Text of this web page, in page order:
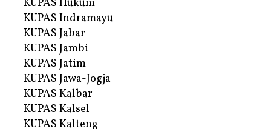
KUPAS Hukum
KUPAS Indramayu
KUPAS Jabar
KUPAS Jambi
KUPAS Jatim
KUPAS Jawa-Jogja
KUPAS Kalbar
KUPAS Kalsel
KUPAS Kalteng